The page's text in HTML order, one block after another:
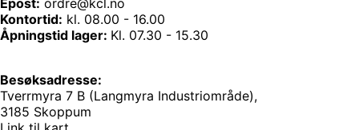
Epost: ordre@kcl.no
Kontortid: kl. 08.00 - 16.00
Åpningstid lager: Kl. 07.30 - 15.30
Besøksadresse:
Tverrmyra 7 B (Langmyra Industriområde),
3185 Skoppum